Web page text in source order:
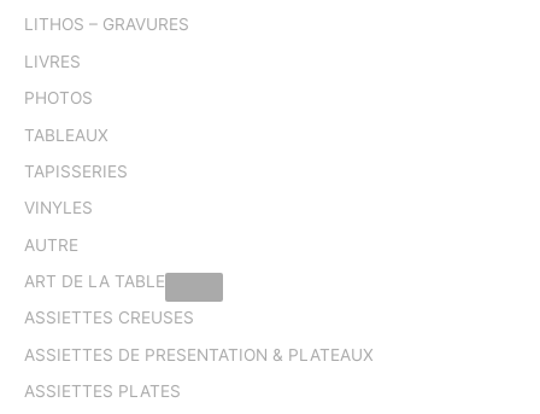
LITHOS – GRAVURES
LIVRES
PHOTOS
TABLEAUX
TAPISSERIES
VINYLES
AUTRE
ART DE LA TABLE
ASSIETTES CREUSES
ASSIETTES DE PRESENTATION & PLATEAUX
ASSIETTES PLATES